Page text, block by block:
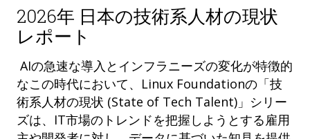
2026年 日本の技術系人材の現状
レポート
AIの急速な導入とインフラニーズの変化が特徴的
なこの時代において、Linux Foundationの「技
術系人材の現状 (State of Tech Talent)」シリー
ズは、IT市場のトレンドを把握しようとする雇用